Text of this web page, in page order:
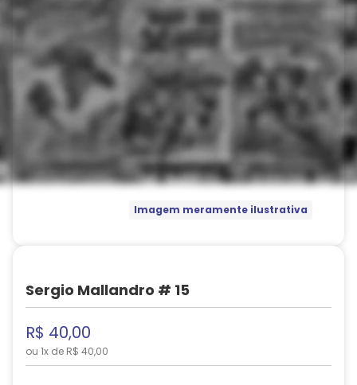
Imagem meramente ilustrativa
Sergio Mallandro # 15
R$ 40,00
ou 1x de R$ 40,00